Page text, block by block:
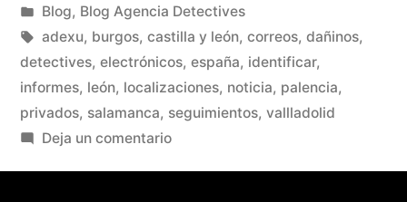
Blog, Blog Agencia Detectives
adexu, burgos, castilla y león, correos, dañinos,
detectives, electrónicos, españa, identificar,
informes, león, localizaciones, noticia, palencia,
privados, salamanca, seguimientos, vallladolid
Deja un comentario